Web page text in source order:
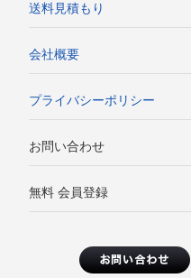
送料見積もり
会社概要
プライバシーポリシー
お問い合わせ
無料 会員登録